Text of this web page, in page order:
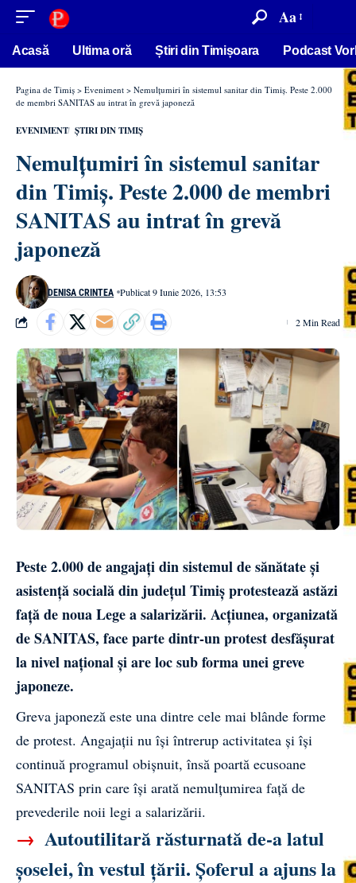
conținut Aa
Acasă Ultima oră Știri din Timișoara Podcast
Pagina de Timiș > Eveniment > Nemulțumiri în sistemul sanitar din Timiș. Peste 2.000
de membri SANITAS au intrat în grevă japoneză
EVENIMENT ȘTIRI DIN TIMIȘ
Nemulțumiri în sistemul sanitar
din Timiș. Peste 2.000 de membri
SANITAS au intrat în grevă
japoneză
DENISA CRINTEA Publicat 9 Iunie 2026, 13:53
2 Min Read
Peste 2.000 de angajați din sistemul de sănătate și
asistență socială din județul Timiș protestează astăzi
față de noua Lege a salarizării. Acțiunea, organizată
de SANITAS, face parte dintr-un protest desfășurat
la nivel național și are loc sub forma unei greve
japoneze.
Greva japoneză este una dintre cele mai blânde forme
de protest. Angajații nu își întrerup activitatea și își
continuă programul obișnuit, însă poartă ecusoane
SANITAS prin care își arată nemulțumirea față de
prevederile noii legi a salarizării.
→ Autoutilitară răsturnată de-a latul
șoselei, în vestul țării. Șoferul a ajuns la